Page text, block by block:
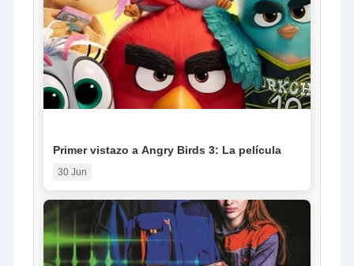
Primer vistazo a Angry Birds 3: La película
30 Jun